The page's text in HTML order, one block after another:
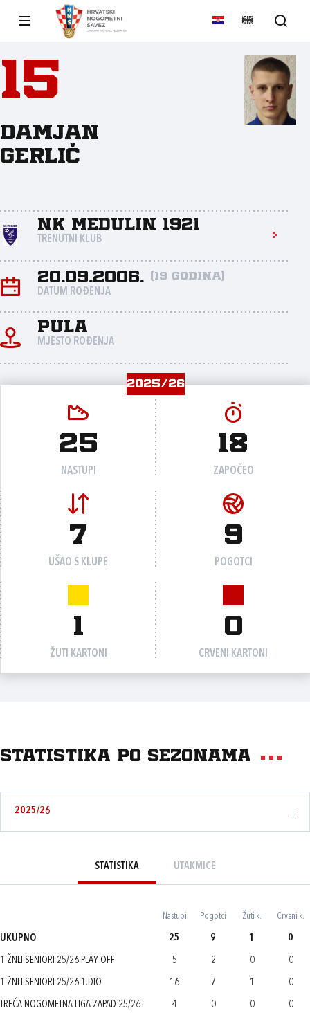
15
Damjan
Gerlič
NK Medulin 1921
TRENUTNI KLUB
20.09.2006. (19 godina)
DATUM ROĐENJA
Pula
MJESTO ROĐENJA
2025/26
25
NASTUPI
18
ZAPOČEO
7
UŠAO S KLUPE
9
POGOTCI
1
ŽUTI KARTONI
0
CRVENI KARTONI
Statistika po sezonama
2025/26
STATISTIKA UTAKMICE
Nastupi Pogotci Žuti k. Crveni k.
UKUPNO 25 9 1 0
1 ŽNLI SENIORI 25/26 PLAY OFF 5 2 0 0
1 ŽNLI SENIORI 25/26 1.DIO 16 7 1 0
TREĆA NOGOMETNA LIGA ZAPAD 25/26 4 0 0 0